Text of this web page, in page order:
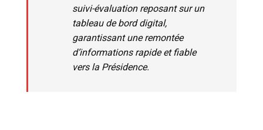
suivi-évaluation reposant sur un
tableau de bord digital,
garantissant une remontée
d’informations rapide et fiable
vers la Présidence.